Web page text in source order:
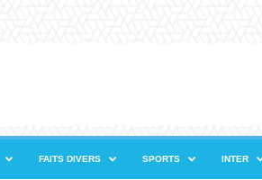
FAITS DIVERS SPORTS INTER